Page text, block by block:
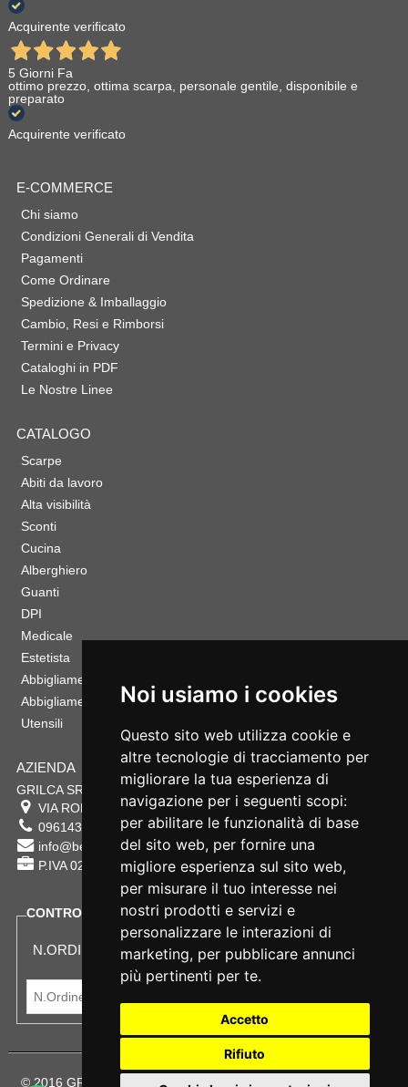
Noi usiamo i cookies
Questo sito web utilizza cookie e
altre tecnologie di tracciamento per
migliorare la tua esperienza di
navigazione per i seguenti scopi:
per abilitare le funzionalità di base
del sito web, per fornire una
migliore esperienza sul sito web,
per misurare il tuo interesse nei
nostri prodotti e servizi e
personalizzare le interazioni di
marketing, per pubblicare annunci
più pertinenti per te.
Accetto
Rifiuto
Acquirente verificato
5 Giorni Fa
ottimo prezzo, ottima scarpa, personale gentile, disponibile e
preparato
Acquirente verificato
E-COMMERCE
Chi siamo
Condizioni Generali di Vendita
Pagamenti
Come Ordinare
Spedizione & Imballaggio
Cambio, Resi e Rimborsi
Termini e Privacy
Cataloghi in PDF
Le Nostre Linee
CATALOGO
Scarpe
Abiti da lavoro
Alta visibilità
Sconti
Cucina
Alberghiero
Guanti
DPI
Medicale
Estetista
Abbigliamento Sportivo
Abbigliamento Bambino
Utensili
AZIENDA
GRILCA SRL
VIA ROMA 180 88054 SERSALE CZ
0961432177
info@bestsafety.it
P.IVA 02342180797
CONTROLLA LO STATO DEL TUO ORDINE
N.ORDINE:
© 2016 GRILCA SRL Sede Legale: VIA ROMA 180 - SERSALE -